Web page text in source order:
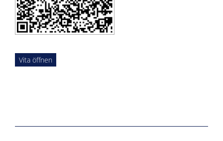
Vita öffnen